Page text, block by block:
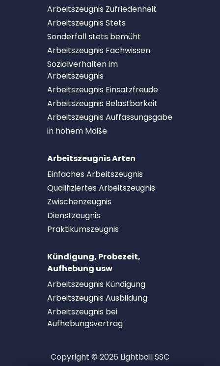
Arbeitszeugnis Zufriedenheit
Arbeitszeugnis Stets
Sonderfall stets bemüht
Arbeitszeugnis Fachwissen
Sozialverhalten im
Arbeitszeugnis
Arbeitszeugnis Einsatzfreude
Arbeitszeugnis Belastbarkeit
Arbeitszeugnis Auffassungsgabe
in hohem Maße
Arbeitszeugnis Arten
Einfaches Arbeitszeugnis
Qualifiziertes Arbeitszeugnis
Zwischenzeugnis
Dienstzeugnis
Praktikumszeugnis
Kündigung, Probezeit,
Aufhebung usw
Arbeitszeugnis Kündigung
Arbeitszeugnis Ausbildung
Arbeitszeugnis bei
Aufhebungsvertrag
Copyright © 2026 Lightball SSC